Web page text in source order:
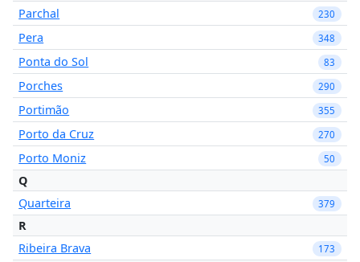
Parchal
230
Pera 348
Ponta do Sol 83
Porches 290
Portimão 355
Porto da Cruz 270
Porto Moniz 50
Q
Quarteira
379
R
Ribeira Brava
173